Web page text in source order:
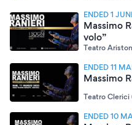
ENDED 1
Massimo
volo”
Teatro Ariston
ENDED 11
Massimo
Teatro Clerici
ENDED 10